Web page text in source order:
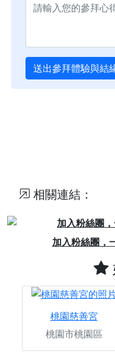
送出參拜體驗與結
相關連結：
加入粉絲團，
Previous
桃園慈善宮
桃園市桃園區